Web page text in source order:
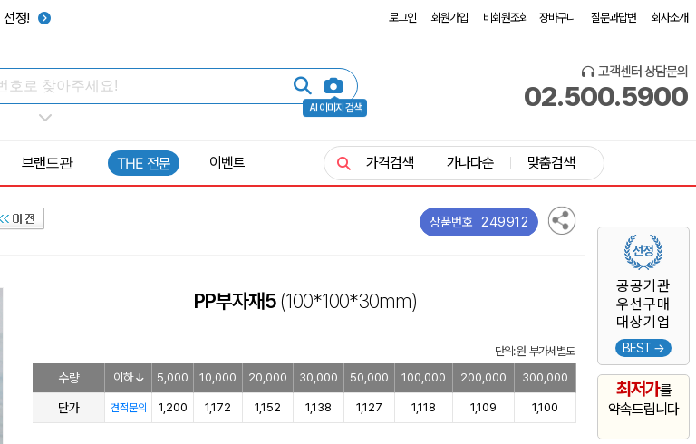
선정! 로그인 회원가입 비회원조회 장바구니 질문과답변 회사소개
AI 이미지 검색
고객센터 상담문의
02.500.5900
공공기관
우선구매
대상기업
BEST →
최저가를
약속드립니다
브랜드관 THE 전문 이벤트 가격검색 가나다순 맞춤검색
상품번호 249912
PP부자재5(100*100*30mm)
단위: 원 부가세별도
수량 이하 5,000 10,000 20,000 30,000 50,000 100,000 200,000 300,000
단가 견적문의 1,200 1,172 1,152 1,138 1,127 1,118 1,109 1,100